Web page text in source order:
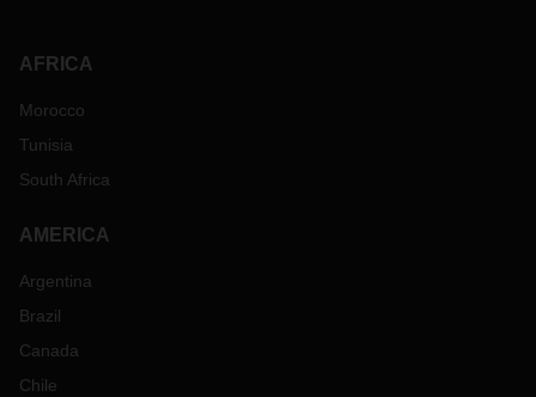
AFRICA
Morocco
Tunisia
South Africa
AMERICA
Argentina
Brazil
Canada
Chile